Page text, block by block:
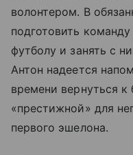
волонтером. В
подготовить
футболу и занять с
Антон надеется
времени вернуться
«престижной» для
первого эшелона.